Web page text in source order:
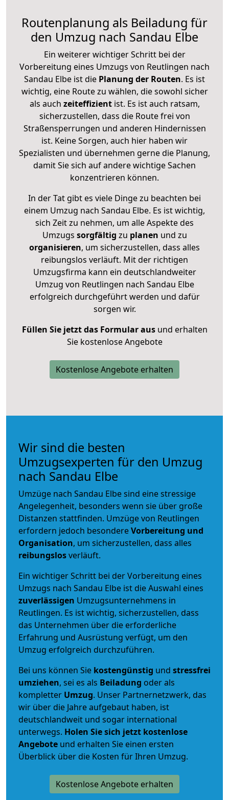
Routenplanung als Beiladung für
den Umzug nach Sandau Elbe
Ein weiterer wichtiger Schritt bei der
Vorbereitung eines Umzugs von Reutlingen nach
Sandau Elbe ist die Planung der Routen. Es ist
wichtig, eine Route zu wählen, die sowohl sicher
als auch zeiteffizientist. Es ist auch ratsam,
sicherzustellen, dass die Route frei von
Straßensperrungen und anderen Hindernissen
ist. Keine Sorgen, auch hier haben wir
Spezialisten und übernehmen gerne die Planung,
damit Sie sich auf andere wichtige Sachen
konzentrieren können.
In der Tat gibt es viele Dinge zu beachten bei
einem Umzug nach Sandau Elbe. Es ist wichtig,
sich Zeit zu nehmen, um alle Aspekte des
Umzugs sorgfältig zu planen und zu
organisieren, um sicherzustellen, dass alles
reibungslos verläuft. Mit der richtigen
Umzugsfirma kann ein deutschlandweiter
Umzug von Reutlingen nach Sandau Elbe
erfolgreich durchgeführt werden und dafür
sorgen wir.
Füllen Sie jetzt das Formular ausund erhalten
Sie kostenlose Angebote
Kostenlose Angebote erhalten
Wir sind die besten
Umzugsexperten für den Umzug
nach Sandau Elbe
Umzüge nach Sandau Elbe sind eine stressige
Angelegenheit, besonders wenn sie über große
Distanzen stattfinden. Umzüge von Reutlingen
erfordern jedoch besondereVorbereitung und
Organisation, um sicherzustellen, dass alles
reibungslosverläuft.
Ein wichtiger Schritt bei der Vorbereitung eines
Umzugs nach Sandau Elbe ist die Auswahl eines
zuverlässigen Umzugsunternehmens in
Reutlingen. Es ist wichtig, sicherzustellen, dass
das Unternehmen über die erforderliche
Erfahrung und Ausrüstung verfügt, um den
Umzug erfolgreich durchzuführen.
Bei uns können Sie kostengünstig und stressfrei
umziehen, sei es als Beiladung oder als
kompletter Umzug. Unser Partnernetzwerk, das
wir über die Jahre aufgebaut haben, ist
deutschlandweit und sogar international
unterwegs. Holen Sie sich jetzt kostenlose
Angebote und erhalten Sie einen ersten
Überblick über die Kosten für Ihren Umzug.
Kostenlose Angebote erhalten